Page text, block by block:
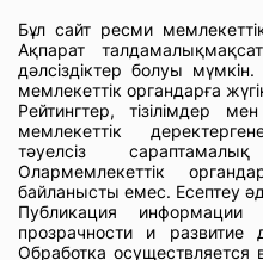
Бұл сайт ресми
Ақпарат
дәлсіздіктер болуы
мемлекеттік органдарға
Рейтингтер, тізілімдер
мемлекеттік
тәуелсіз
Олармемлекеттік
байланысты емес. Есептеу
Публикация
прозрачности и развитие
Обработка осуществляется